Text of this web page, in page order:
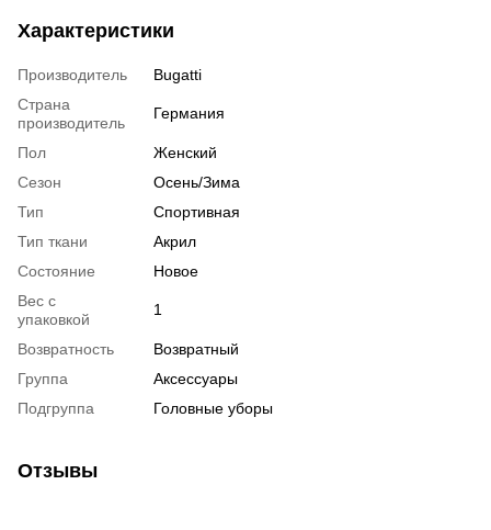
Характеристики
Производитель
Bugatti
Страна
производитель
Германия
Пол
Женский
Сезон
Осень/Зима
Тип
Спортивная
Тип ткани
Акрил
Состояние
Новое
Вес с
упаковкой
1
Возвратность
Возвратный
Группа
Аксессуары
Подгруппа
Головные уборы
Отзывы